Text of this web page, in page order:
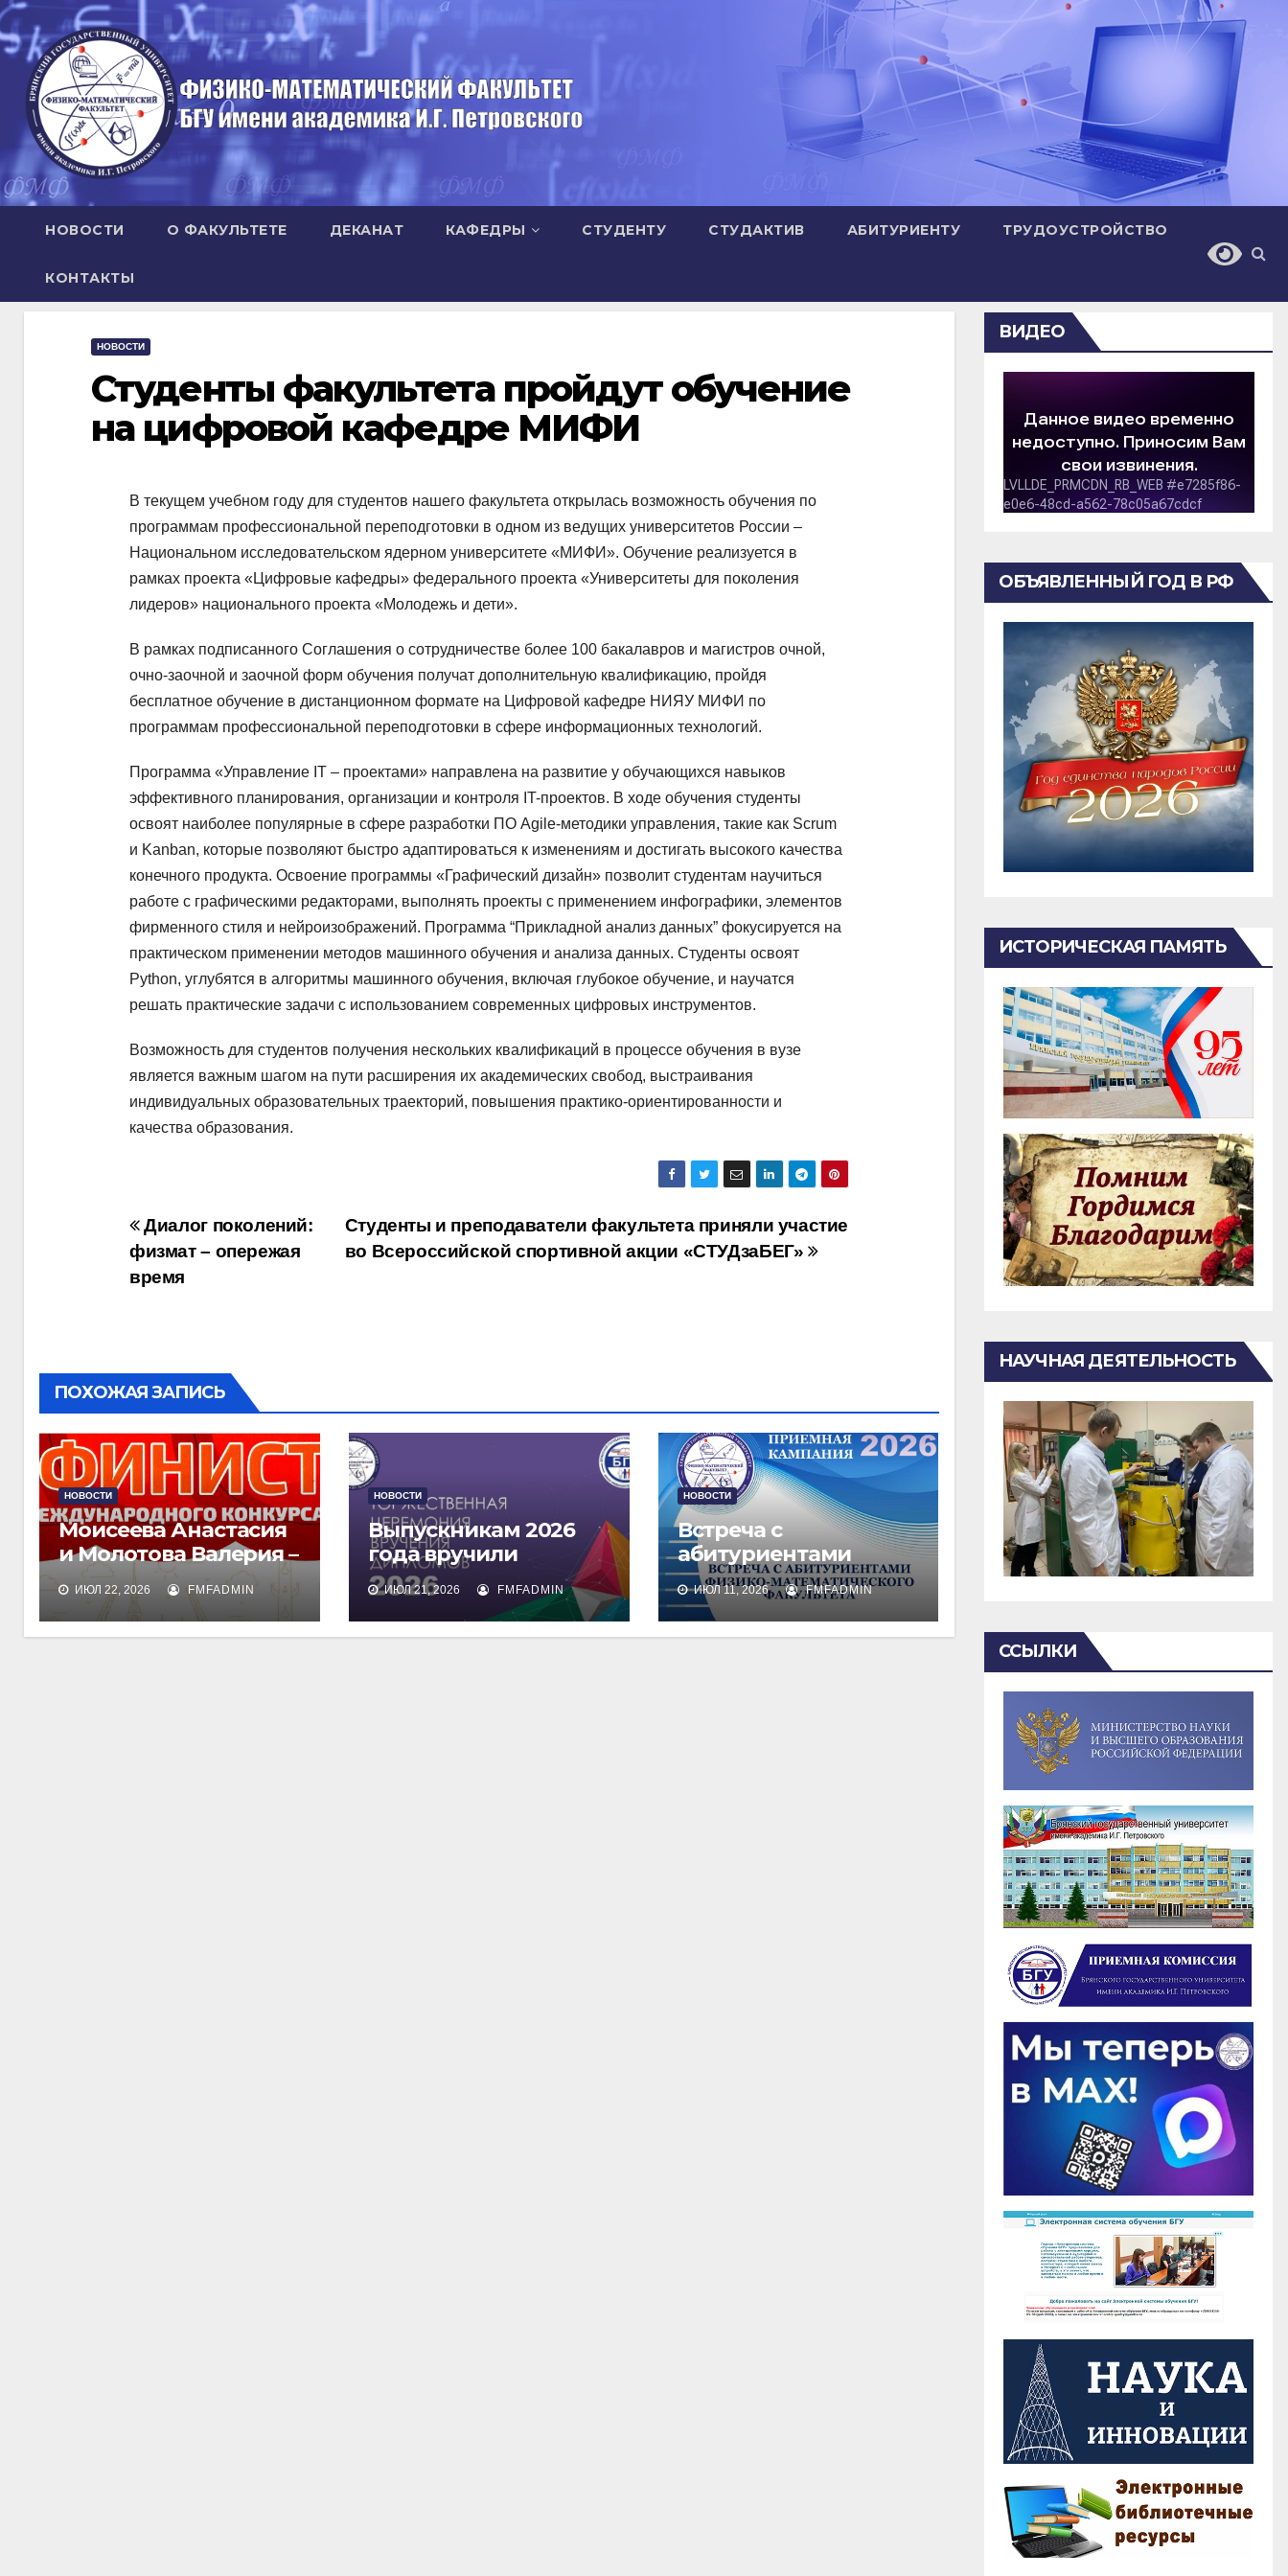
Перейти
к
содержимому
НОВОСТИ О ФАКУЛЬТЕТЕ ДЕКАНАТ КАФЕДРЫ СТУДЕНТУ СТУДАКТИВ АБИТУРИЕНТУ ТРУДОУСТРОЙСТВО
КОНТАКТЫ
НОВОСТИ
Студенты факультета пройдут обучение
на цифровой кафедре МИФИ
В текущем учебном году для студентов нашего факультета открылась возможность обучения по
программам профессиональной переподготовки в одном из ведущих университетов России –
Национальном исследовательском ядерном университете «МИФИ». Обучение реализуется в
рамках проекта «Цифровые кафедры» федерального проекта «Университеты для поколения
лидеров» национального проекта «Молодежь и дети».
В рамках подписанного Соглашения о сотрудничестве более 100 бакалавров и магистров очной,
очно-заочной и заочной форм обучения получат дополнительную квалификацию, пройдя
бесплатное обучение в дистанционном формате на Цифровой кафедре НИЯУ МИФИ по
программам профессиональной переподготовки в сфере информационных технологий.
Программа «Управление IT – проектами» направлена на развитие у обучающихся навыков
эффективного планирования, организации и контроля IT-проектов. В ходе обучения студенты
освоят наиболее популярные в сфере разработки ПО Agile-методики управления, такие как Scrum
и Kanban, которые позволяют быстро адаптироваться к изменениям и достигать высокого качества
конечного продукта. Освоение программы «Графический дизайн» позволит студентам научиться
работе с графическими редакторами, выполнять проекты с применением инфографики, элементов
фирменного стиля и нейроизображений. Программа “Прикладной анализ данных” фокусируется на
практическом применении методов машинного обучения и анализа данных. Студенты освоят
Python, углубятся в алгоритмы машинного обучения, включая глубокое обучение, и научатся
решать практические задачи с использованием современных цифровых инструментов.
Возможность для студентов получения нескольких квалификаций в процессе обучения в вузе
является важным шагом на пути расширения их академических свобод, выстраивания
индивидуальных образовательных траекторий, повышения практико-ориентированности и
качества образования.
Навигация
по
Студенты и преподаватели факультета приняли участие
во Всероссийской спортивной акции «СТУДзаБЕГ»
Диалог поколений:
физмат – опережая
время
ПОХОЖАЯ ЗАПИСЬ
НОВОСТИ
Моисеева Анастасия
и Молотова Валерия –
лауреаты
международного
конкурса талантов
ИЮЛ 22, 2026 FMFADMIN
НОВОСТИ
Выпускникам 2026
года вручили
дипломы о высшем
образовании
ИЮЛ 21, 2026 FMFADMIN
НОВОСТИ
Встреча с
абитуриентами
физико-
математического
факультета и их
ИЮЛ 11, 2026 FMFADMIN
ВИДЕО
ОБЪЯВЛЕННЫЙ ГОД В РФ
ИСТОРИЧЕСКАЯ ПАМЯТЬ
НАУЧНАЯ ДЕЯТЕЛЬНОСТЬ
ССЫЛКИ